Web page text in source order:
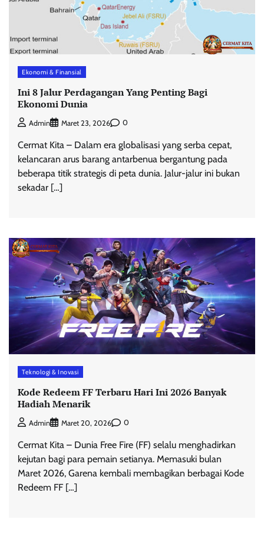
Ekonomi & Finansial
Ini 8 Jalur Perdagangan Yang Penting Bagi
Ekonomi Dunia
Admin Maret 23, 2026 0
Cermat Kita – Dalam era globalisasi yang serba cepat,
kelancaran arus barang antarbenua bergantung pada
beberapa titik strategis di peta dunia. Jalur-jalur ini bukan
sekadar […]
Teknologi & Inovasi
Kode Redeem FF Terbaru Hari Ini 2026 Banyak
Hadiah Menarik
Admin Maret 20, 2026 0
Cermat Kita – Dunia Free Fire (FF) selalu menghadirkan
kejutan bagi para pemain setianya. Memasuki bulan
Maret 2026, Garena kembali membagikan berbagai Kode
Redeem FF […]